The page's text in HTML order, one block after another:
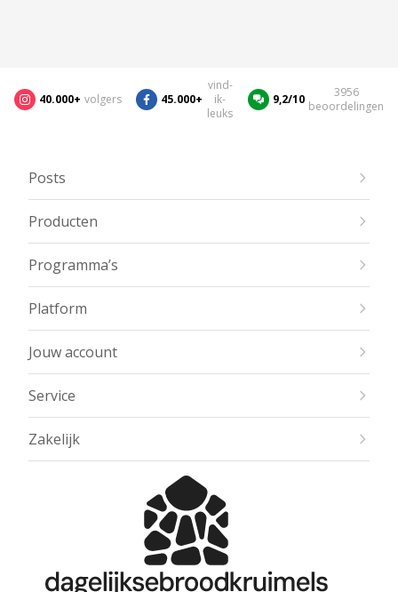
40.000+ volgers 45.000+
vind-
ik-
leuks
9,2/10
3956
beoordelingen
Posts
Producten
Programma’s
Platform
Jouw account
Service
Zakelijk